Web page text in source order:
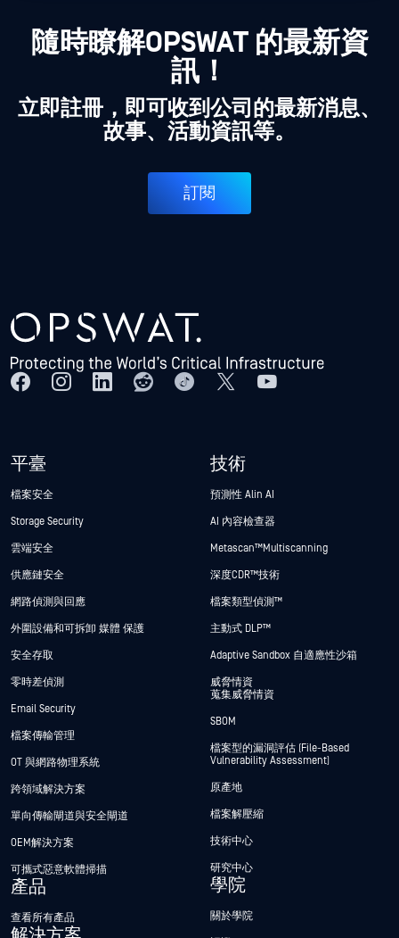
隨時瞭解OPSWAT 的最新資
訊！
立即註冊，即可收到公司的最新消息、
故事、活動資訊等。
訂閱
平臺
檔案安全
Storage Security
雲端安全
供應鏈安全
網路偵測與回應
外圍設備和可拆卸 媒體 保護
安全存取
零時差偵測
Email Security
檔案傳輸管理
OT 與網路物理系統
跨領域解決方案
單向傳輸閘道與安全閘道
OEM解決方案
可攜式惡意軟體掃描
產品
查看所有產品
技術
預測性 Alin AI
AI 內容檢查器
Metascan™ Multiscanning
深度CDR™技術
檔案類型偵測™
主動式 DLP™
Adaptive Sandbox 自適應性沙箱
威脅情資
蒐集威脅情資
SBOM
檔案型的漏洞評估 (File-Based
Vulnerability Assessment)
原產地
檔案解壓縮
技術中心
研究中心
學院
關於學院